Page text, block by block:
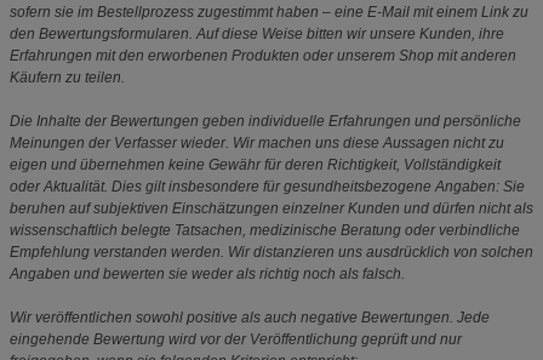
sofern sie im Bestellprozess zugestimmt haben – eine E-Mail mit einem Link zu
den Bewertungsformularen. Auf diese Weise bitten wir unsere Kunden, ihre
Erfahrungen mit den erworbenen Produkten oder unserem Shop mit anderen
Käufern zu teilen.
Die Inhalte der Bewertungen geben individuelle Erfahrungen und persönliche
Meinungen der Verfasser wieder. Wir machen uns diese Aussagen nicht zu
eigen und übernehmen keine Gewähr für deren Richtigkeit, Vollständigkeit
oder Aktualität. Dies gilt insbesondere für gesundheitsbezogene Angaben: Sie
beruhen auf subjektiven Einschätzungen einzelner Kunden und dürfen nicht als
wissenschaftlich belegte Tatsachen, medizinische Beratung oder verbindliche
Empfehlung verstanden werden. Wir distanzieren uns ausdrücklich von solchen
Angaben und bewerten sie weder als richtig noch als falsch.
Wir veröffentlichen sowohl positive als auch negative Bewertungen. Jede
eingehende Bewertung wird vor der Veröffentlichung geprüft und nur